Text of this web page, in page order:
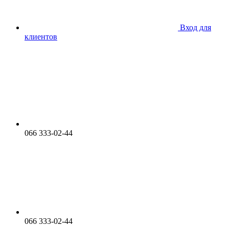
Вход для
клиентов
066 333-02-44
066 333-02-44